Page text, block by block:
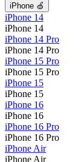
iPhone 🍏
iPhone 14
iPhone 14
iPhone 14 Pro
iPhone 14 Pro
iPhone 15 Pro
iPhone 15 Pro
iPhone 15
iPhone 15
iPhone 16
iPhone 16
iPhone 16 Pro
iPhone 16 Pro
iPhone Air
iPhone Air